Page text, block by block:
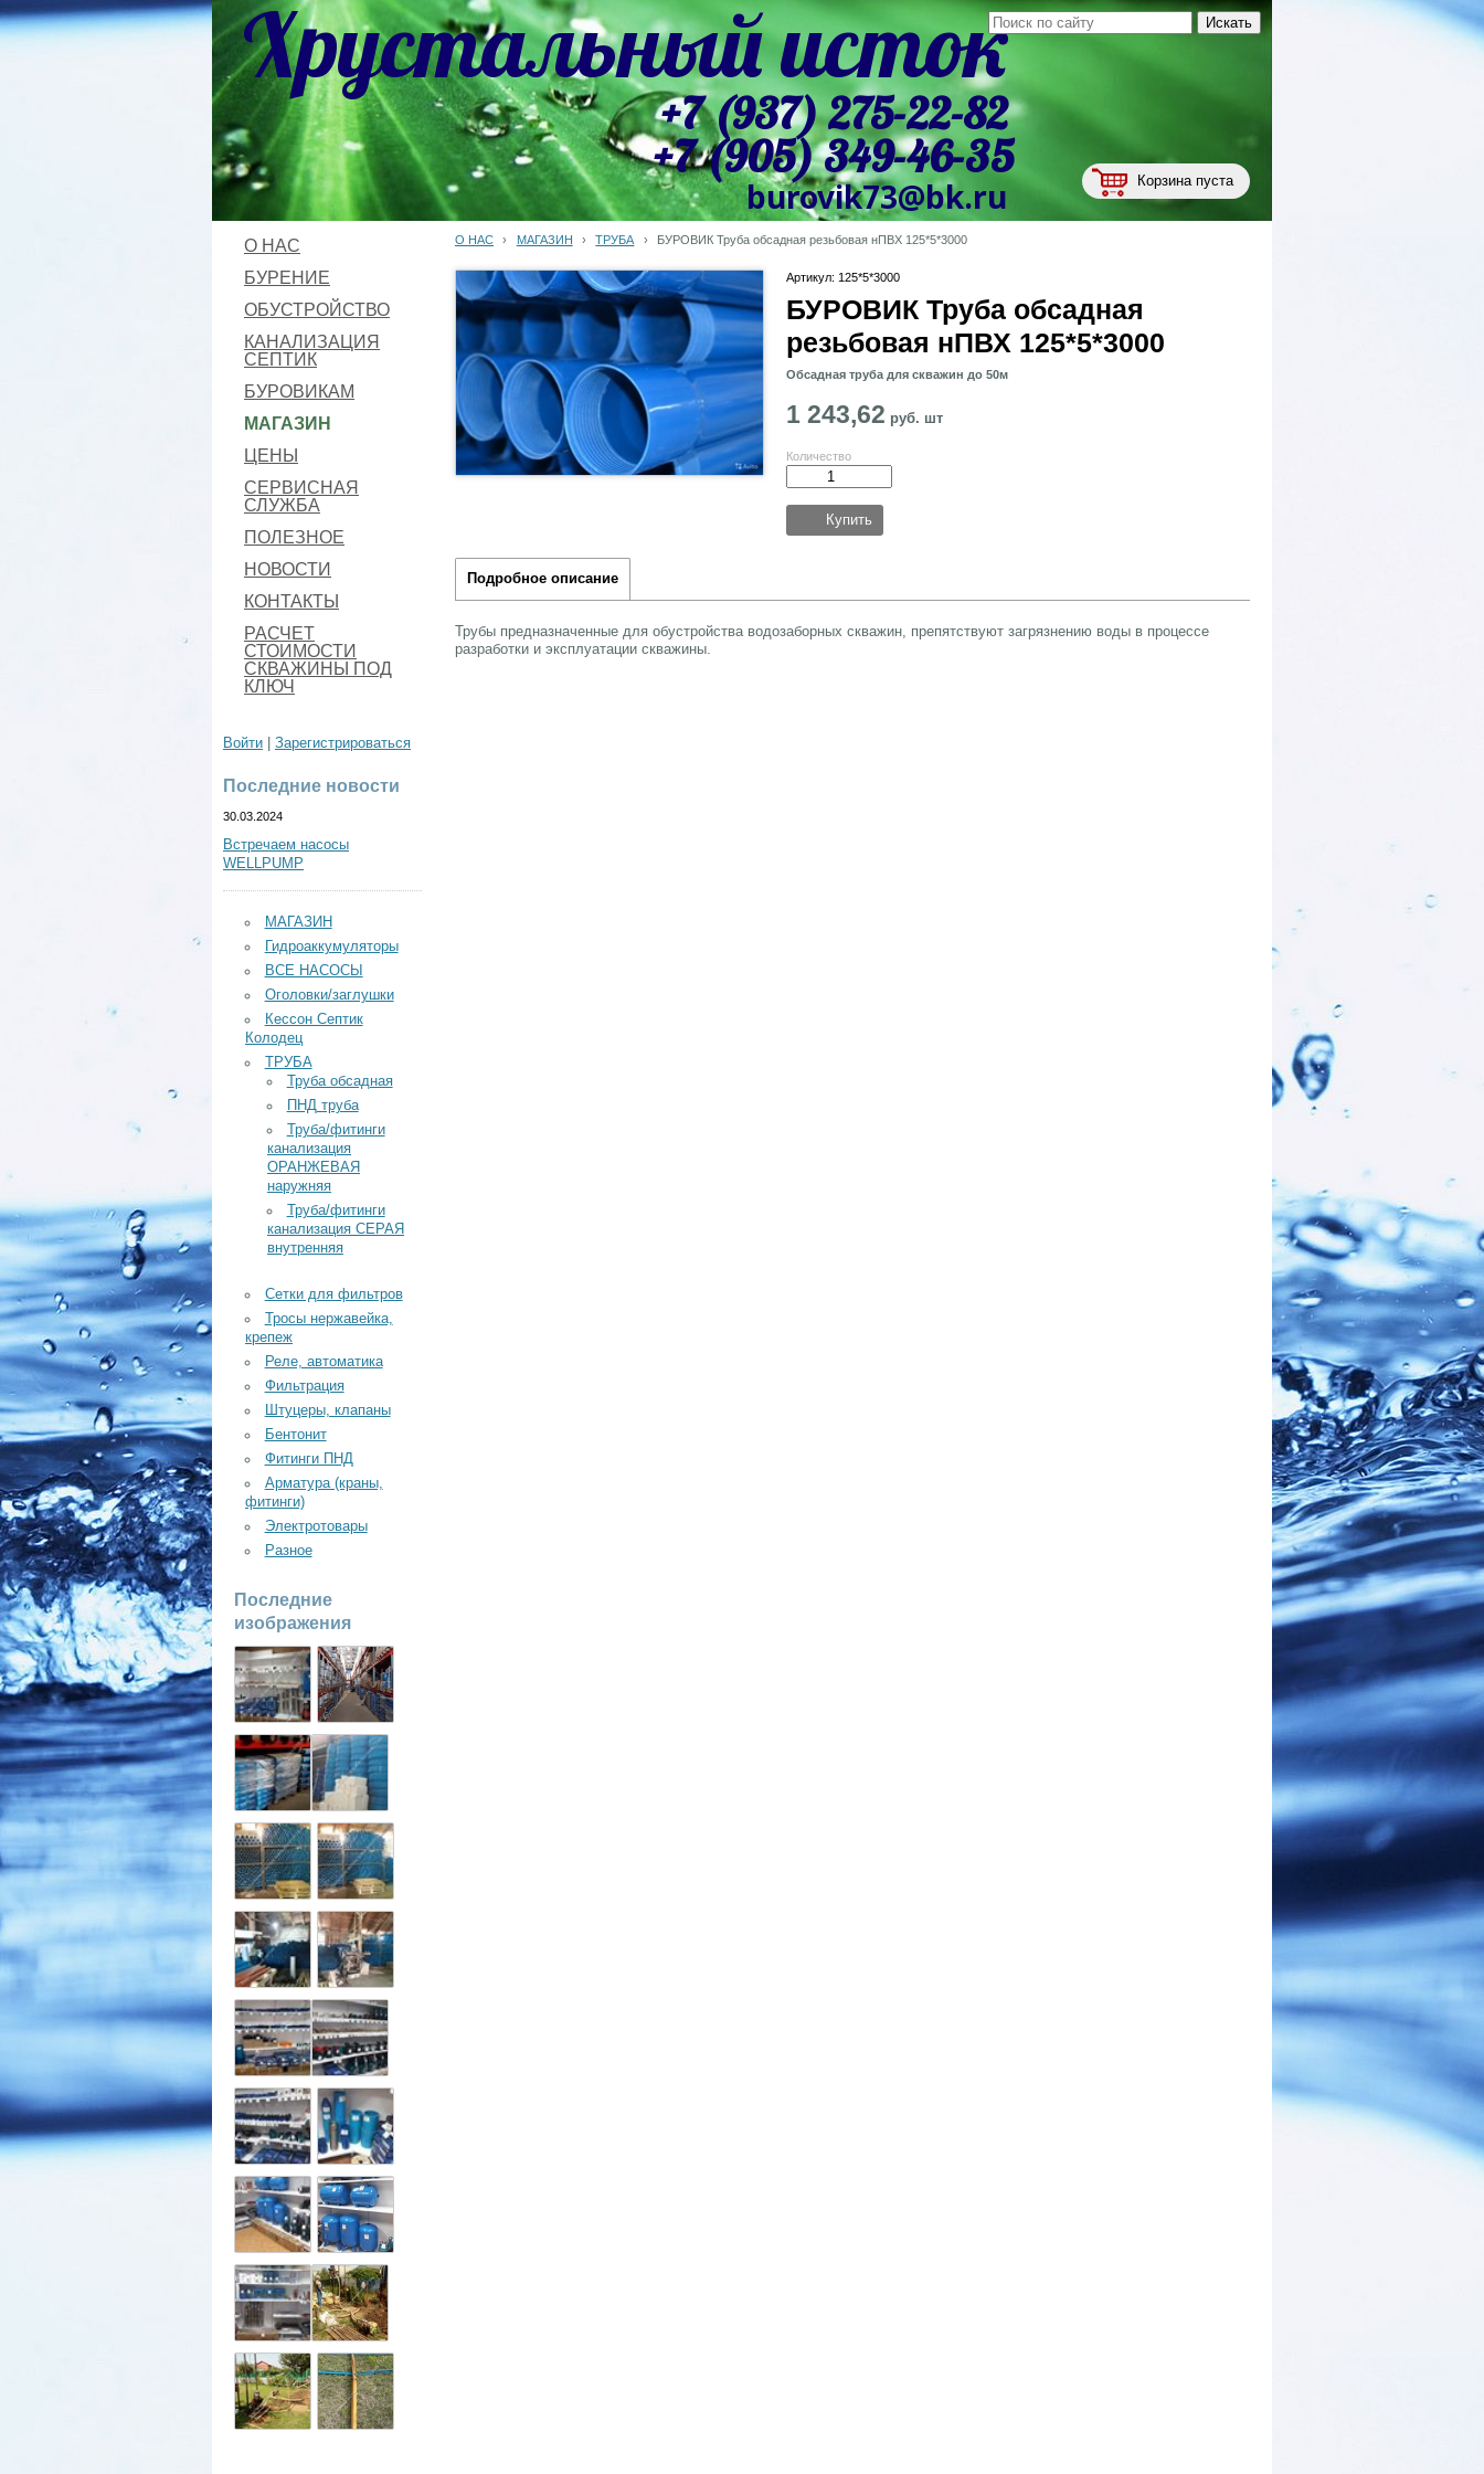
Корзина пуста
Хрустальный исток
+7 (937) 275-22-82
burovik73@bk.ru
+7 (905) 349-46-35
О НАС
БУРЕНИЕ
ОБУСТРОЙСТВО
КАНАЛИЗАЦИЯ
СЕПТИК
БУРОВИКАМ
МАГАЗИН
ЦЕНЫ
СЕРВИСНАЯ
СЛУЖБА
ПОЛЕЗНОЕ
НОВОСТИ
КОНТАКТЫ
РАСЧЕТ
СТОИМОСТИ
СКВАЖИНЫ ПОД
КЛЮЧ
Войти Зарегистрироваться
Последние новости
30.03.2024
Встречаем насосы
WELLPUMP
МАГАЗИН
Гидроаккумуляторы
ВСЕ НАСОСЫ
Оголовки/заглушки
Кессон Септик
Колодец
ТРУБА
Труба обсадная
ПНД труба
Труба/фитинги
канализация
ОРАНЖЕВАЯ
наружняя
Труба/фитинги
канализация СЕРАЯ
внутренняя
Сетки для фильтров
Тросы нержавейка,
крепеж
Реле, автоматика
Фильтрация
Штуцеры, клапаны
Бентонит
Фитинги ПНД
Арматура (краны,
фитинги)
Электротовары
Разное
Последние
изображения
О НАС › МАГАЗИН › ТРУБА › БУРОВИК Труба обсадная резьбовая нПВХ 125*5*3000
Артикул: 125*5*3000
БУРОВИК Труба обсадная
резьбовая нПВХ 125*5*3000
Обсадная труба для скважин до 50м
1 243,62 руб. шт
Количество
Купить
Подробное описание
Трубы предназначенные для обустройства водозаборных скважин, препятствуют загрязнению воды в процессе
разработки и эксплуатации скважины.